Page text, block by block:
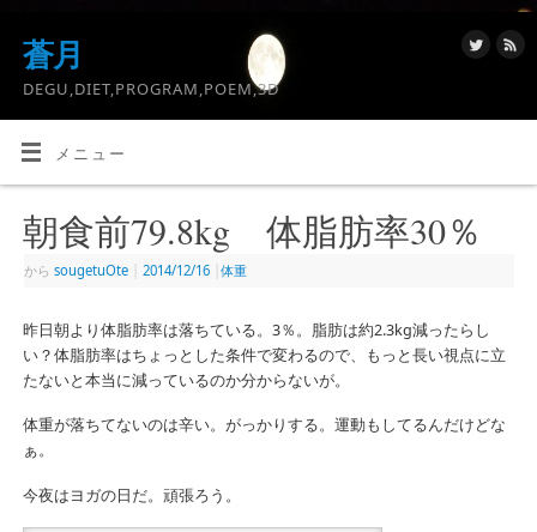
蒼月
DEGU,DIET,PROGRAM,POEM,3D
メニュー
朝食前79.8kg 体脂肪率30％
から sougetuOte 2014/12/16 体重
昨日朝より体脂肪率は落ちている。3％。脂肪は約2.3kg減ったらし
い？体脂肪率はちょっとした条件で変わるので、もっと長い視点に立
たないと本当に減っているのか分からないが。
体重が落ちてないのは辛い。がっかりする。運動もしてるんだけどな
ぁ。
今夜はヨガの日だ。頑張ろう。